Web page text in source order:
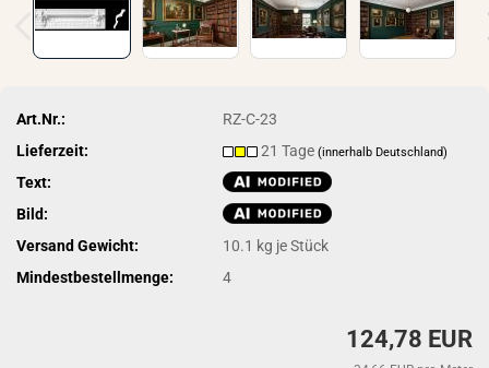
Art.Nr.:
RZ-C-23
Lieferzeit:
21 Tage(innerhalb Deutschland)
Text:
Bild:
Versand Gewicht:
10.1 kg je Stück
Mindestbestellmenge:
4
124,78 EUR